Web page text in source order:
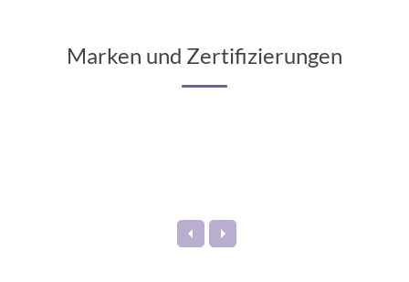
Marken und Zertifizierungen